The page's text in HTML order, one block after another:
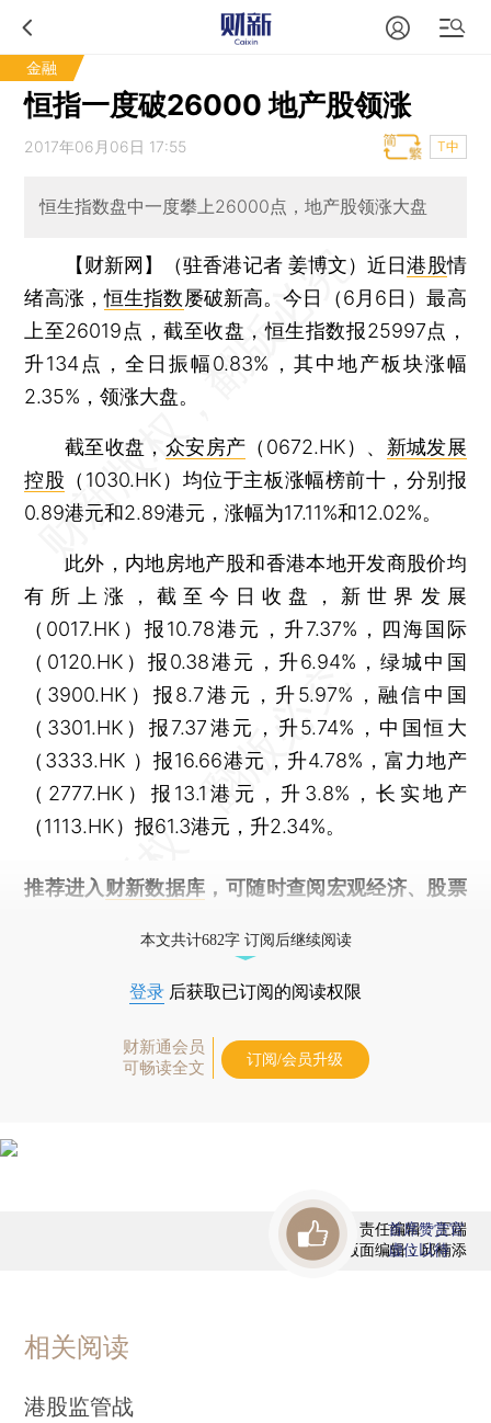
金融
恒指一度破26000 地产股领涨
2017年06月06日 17:55 T中
恒生指数盘中一度攀上26000点，地产股领涨大盘
【财新网】（驻香港记者 姜博文）近日港股情
绪高涨，恒生指数屡破新高。今日（6月6日）最高
上至26019点，截至收盘，恒生指数报25997点，
升134点，全日振幅0.83%，其中地产板块涨幅
2.35%，领涨大盘。
截至收盘， 众安房产 （0672.HK）、 新城发展
控股 （1030.HK）均位于主板涨幅榜前十，分别报
0.89港元和2.89港元，涨幅为17.11%和12.02%。
此外，内地房地产股和香港本地开发商股价均
有所上涨，截至今日收盘，新世界发展
（0017.HK）报10.78港元，升7.37%，四海国际
（0120.HK）报0.38港元，升6.94%，绿城中国
（3900.HK）报8.7港元，升5.97%，融信中国
（3301.HK）报7.37港元，升5.74%，中国恒大
（3333.HK ）报16.66港元，升4.78%，富力地产
（2777.HK）报13.1港元，升3.8%，长实地产
（1113.HK）报61.3港元，升2.34%。
推荐进入 财新数据库 ，可随时查阅宏观经济、股票
本文共计682字 订阅后继续阅读
登录 后获取已订阅的阅读权限
财新通会员
可畅读全文
订阅/会员升级
责任编辑：王端
版面编辑：邱楠添
首席赞赏官
虚位以待
相关阅读
港股监管战